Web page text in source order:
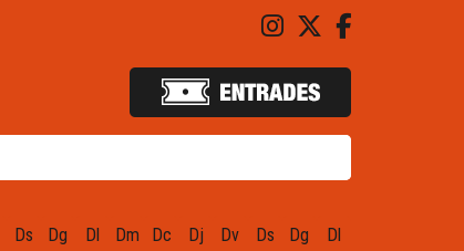
Link a instagram
Link a twitter
Link a
Ds
Dg
Dl
Dm
Dc
Dj
Dv
Ds
Dg
Dl